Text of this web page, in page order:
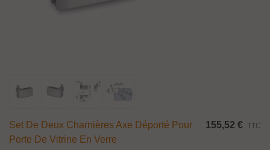
Set De Deux Charnières Axe Déporté Pour
Porte De Vitrine En Verre
155,52 € TTC